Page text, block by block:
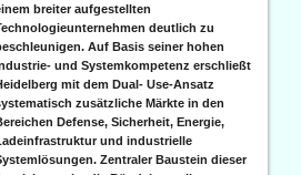
breiter aufgestellten
deutlich zu
Auf Basis seiner hohen
und Systemkompetenz erschließt
mit dem Dual- Use-Ansatz
zusätzliche Märkte in den
Defense, Sicherheit, Energie,
und industrielle
Zentraler Baustein dieser